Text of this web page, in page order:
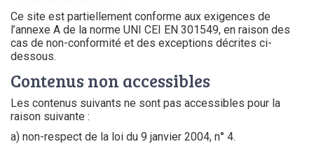
Ce site est partiellement conforme aux exigences de
l’annexe A de la norme UNI CEI EN 301549, en raison des
cas de non-conformité et des exceptions décrites ci-
dessous.
Contenus non accessibles
Les contenus suivants ne sont pas accessibles pour la
raison suivante :
a) non-respect de la loi du 9 janvier 2004, n° 4.